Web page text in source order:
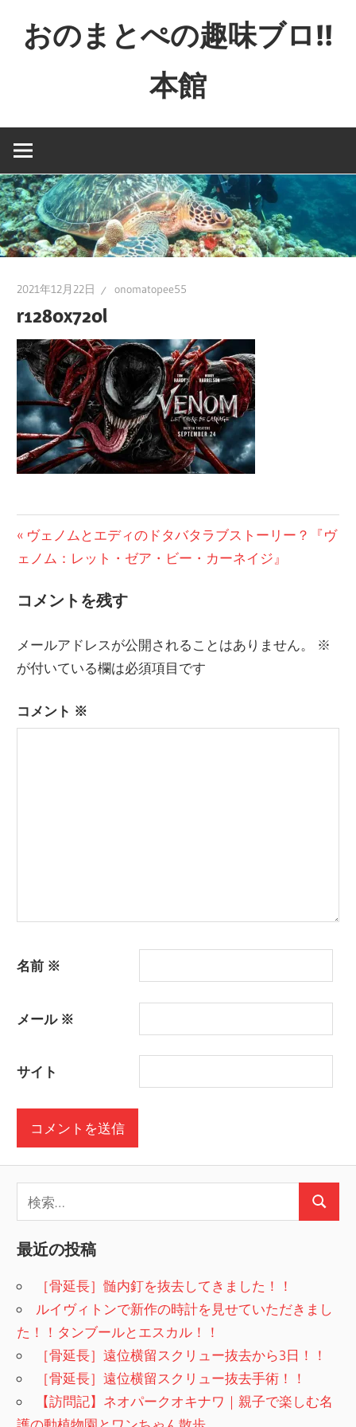
へ
キ
ッ
プ
おのまとぺの趣味ブロ!!
本館
撮
か
映
画
と
ー
ム
の
ブ
ロ
グ
2021年12月22日 onomatopee55
r1280x720l
投
稿
ナ
ゲ
シ
前
の
稿:
ヴェノムとエディのドタバタラブストーリー？『ヴ
ェノム：レット・ゼア・ビー・カーネイジ』
コメントを残す
メールアドレスが公開されることはありません。
※
が付いている欄は必須項目です
コメント ※
名前 ※
メール ※
サイト
索:
検
最近の投稿
［骨延長］髄内釘を抜去してきました！！
ルイヴィトンで新作の時計を見せていただきまし
た！！タンブールとエスカル！！
［骨延長］遠位横留スクリュー抜去から3日！！
［骨延長］遠位横留スクリュー抜去手術！！
【訪問記】ネオパークオキナワ｜親子で楽しむ名